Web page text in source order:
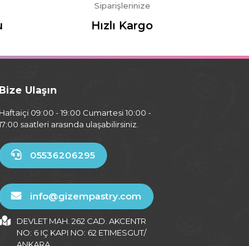
Siparişlerinize
Hızlı Kargo
Bize Ulaşın
Haftaiçi 09:00 - 19:00 Cumartesi 10:00 -
saatleri arasında ulaşabilirsiniz.
05536206295
info@gizempastry.com
DEVLET MAH. 262 CAD. AKCENTR
NO: 6 IÇ KAPI NO: 62 ETIMESGUT/